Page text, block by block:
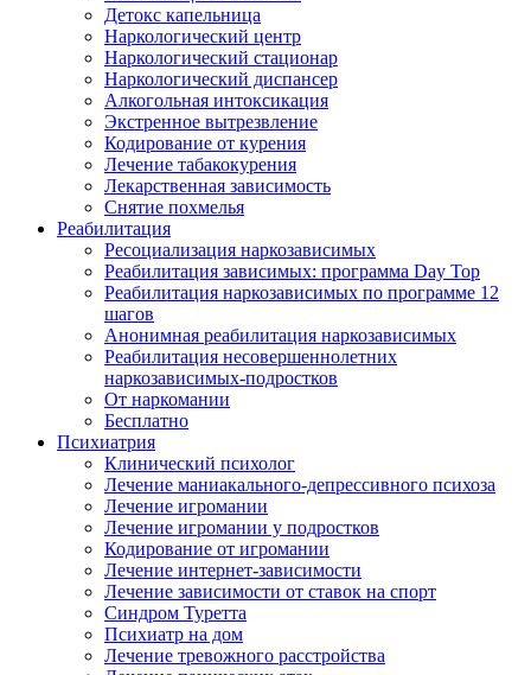
Детокс капельница
Наркологический центр
Наркологический стационар
Наркологический диспансер
Алкогольная интоксикация
Экстренное вытрезвление
Кодирование от курения
Лечение табакокурения
Лекарственная зависимость
Снятие похмелья
Реабилитация
Ресоциализация наркозависимых
Реабилитация зависимых: программа Day Top
Реабилитация наркозависимых по программе 12
шагов
Анонимная реабилитация наркозависимых
Реабилитация несовершеннолетних
наркозависимых-подростков
От наркомании
Бесплатно
Психиатрия
Клинический психолог
Лечение маниакального-депрессивного психоза
Лечение игромании
Лечение игромании у подростков
Кодирование от игромании
Лечение интернет-зависимости
Лечение зависимости от ставок на спорт
Синдром Туретта
Психиатр на дом
Лечение тревожного расстройства